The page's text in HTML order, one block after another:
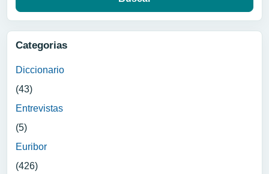
Categorias
Diccionario
(43)
Entrevistas
(5)
Euribor
(426)